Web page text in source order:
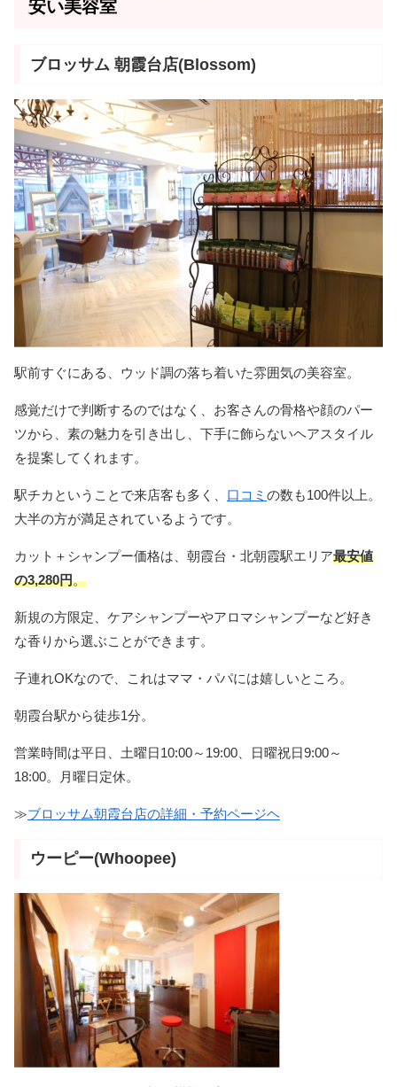
安い美容室
ブロッサム 朝霞台店(Blossom)
駅前すぐにある、ウッド調の落ち着いた雰囲気の美容室。
感覚だけで判断するのではなく、お客さんの骨格や顔のパー
ツから、素の魅力を引き出し、下手に飾らないヘアスタイル
を提案してくれます。
駅チカということで来店客も多く、 口コミ の数も100件以上。
大半の方が満足されているようです。
カット＋シャンプー価格は、朝霞台・北朝霞駅エリア最安値
の3,280円。
新規の方限定、ケアシャンプーやアロマシャンプーなど好き
な香りから選ぶことができます。
子連れOKなので、これはママ・パパには嬉しいところ。
朝霞台駅から徒歩1分。
営業時間は平日、土曜日10:00～19:00、日曜祝日9:00～
18:00。月曜日定休。
≫ブロッサム朝霞台店の詳細・予約ページヘ
ウーピー(Whoopee)